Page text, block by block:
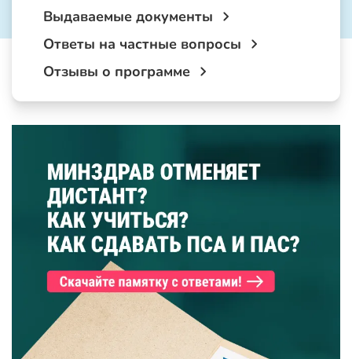
Выдаваемые документы
Ответы на частные вопросы
Отзывы о программе